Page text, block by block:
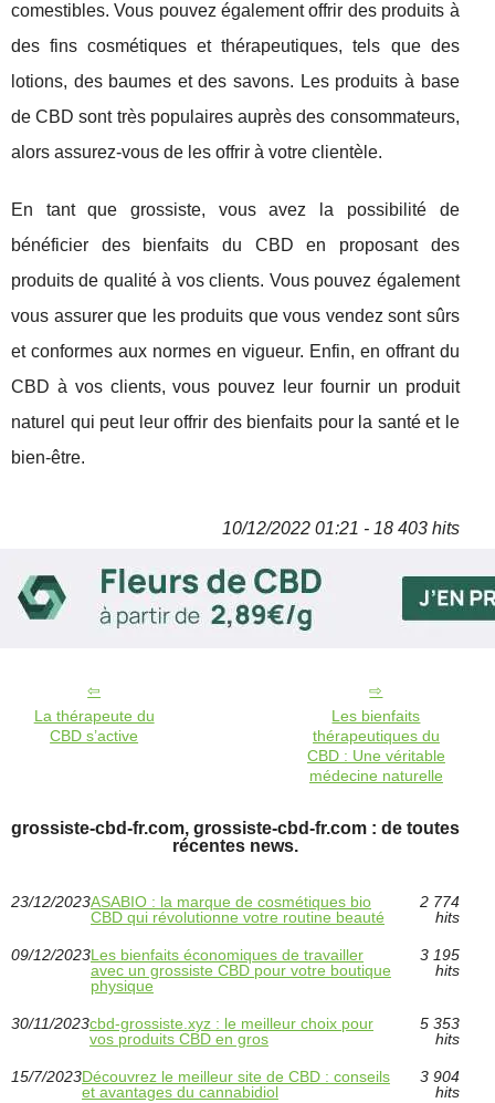
comestibles. Vous pouvez également offrir des produits à
des fins cosmétiques et thérapeutiques, tels que des
lotions, des baumes et des savons. Les produits à base
de CBD sont très populaires auprès des consommateurs,
alors assurez-vous de les offrir à votre clientèle.
En tant que grossiste, vous avez la possibilité de
bénéficier des bienfaits du CBD en proposant des
produits de qualité à vos clients. Vous pouvez également
vous assurer que les produits que vous vendez sont sûrs
et conformes aux normes en vigueur. Enfin, en offrant du
CBD à vos clients, vous pouvez leur fournir un produit
naturel qui peut leur offrir des bienfaits pour la santé et le
bien-être.
10/12/2022 01:21 - 18 403 hits
La thérapeute du
CBD s’active
Les bienfaits
thérapeutiques du
CBD : Une véritable
médecine naturelle
grossiste-cbd-fr.com, grossiste-cbd-fr.com : de toutes
récentes news.
23/12/2023ASABIO : la marque de cosmétiques bio
CBD qui révolutionne votre routine beauté
2 774
hits
09/12/2023Les bienfaits économiques de travailler
avec un grossiste CBD pour votre boutique
physique
3 195
hits
30/11/2023cbd-grossiste.xyz : le meilleur choix pour
vos produits CBD en gros
5 353
hits
15/7/2023Découvrez le meilleur site de CBD : conseils
et avantages du cannabidiol
3 904
hits